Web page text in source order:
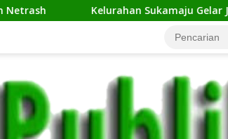
Kelurahan Sukamaju Gelar Jumat Bersih di